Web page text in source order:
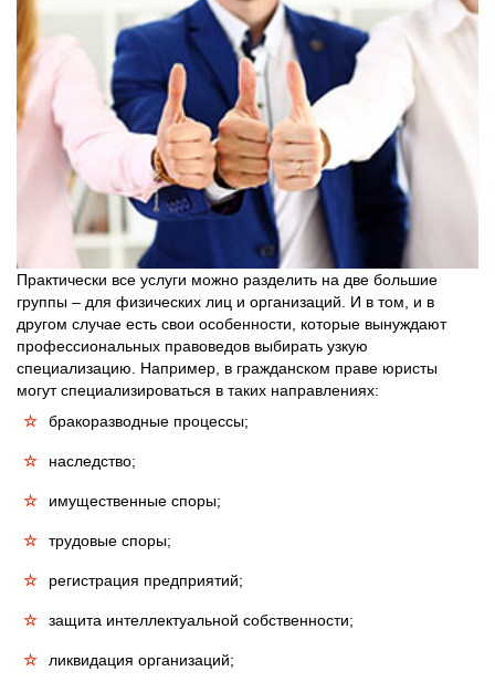
Практически все услуги можно разделить на две большие
группы – для физических лиц и организаций. И в том, и в
другом случае есть свои особенности, которые вынуждают
профессиональных правоведов выбирать узкую
специализацию. Например, в гражданском праве юристы
могут специализироваться в таких направлениях:
бракоразводные процессы;
наследство;
имущественные споры;
трудовые споры;
регистрация предприятий;
защита интеллектуальной собственности;
ликвидация организаций;